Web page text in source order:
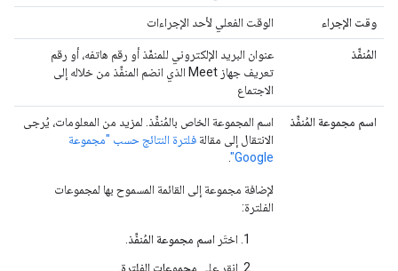
وقت الإجراء الوقت الفعلي لأحد الإجراءات
المُنفِّذ
عنوان البريد الإلكتروني للمنفّذ أو رقم هاتفه، أو رقم
تعريف جهاز Meet الذي انضم المنفِّذ من خلاله إلى
الاجتماع
اسم مجموعة المُنفِّذ
اسم المجموعة الخاص بالمُنفِّذ. لمزيد من المعلومات، يُرجى
الانتقال إلى مقالة فلترة النتائج حسب "مجموعة
Google"
لإضافة مجموعة إلى القائمة المسموح بها لمجموعات
الفلترة:
اختَر اسم مجموعة المُنفِّذ
انقر على مجموعات الفلترة